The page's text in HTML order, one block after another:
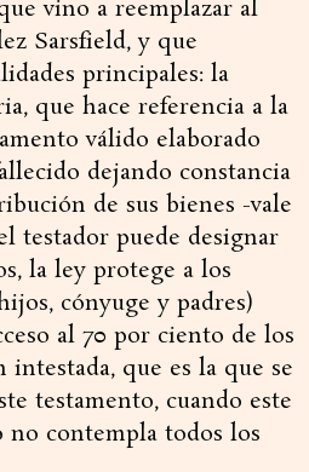
vino a reemplazar al
Sarsfield, y que
principales: la
que hace referencia a la
válido elaborado
dejando constancia
de sus bienes -vale
testador puede designar
la ley protege a los
cónyuge y padres)
al 70 por ciento de los
intestada, que es la que se
testamento, cuando este
no contempla todos los